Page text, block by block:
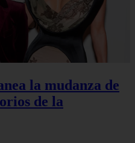
la mudanza de
de la